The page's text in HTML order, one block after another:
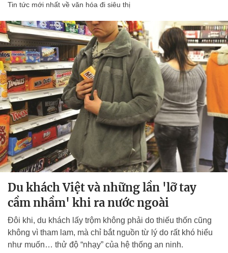
Tin tức mới nhất về văn hóa đi siêu thị
Du khách Việt và những lần 'lỡ tay
cầm nhầm' khi ra nước ngoài
Đôi khi, du khách lấy trộm không phải do thiếu thốn cũng
không vì tham lam, mà chỉ bắt nguồn từ lý do rất khó hiểu
như muốn… thử độ “nhạy” của hệ thống an ninh.